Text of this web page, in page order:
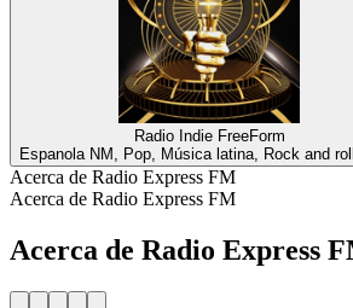
Radio Indie FreeForm
Espanola NM, Pop, Música latina, Rock and
Acerca de Radio Express FM
Acerca de Radio Express FM
Acerca de Radio Express